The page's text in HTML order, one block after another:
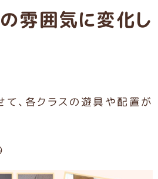
雰囲気に変化し
、各クラスの遊具や配置が